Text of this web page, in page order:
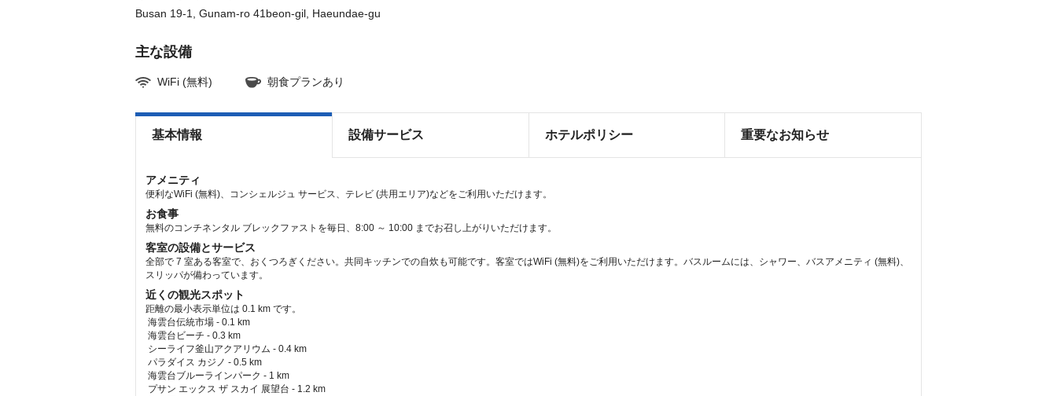
Busan 19-1, Gunam-ro 41beon-gil, Haeundae-gu
主な設備
WiFi (無料) 朝食プランあり
基本情報 設備サービス ホテルポリシー 重要なお知らせ
アメニティ
便利なWiFi (無料)、コンシェルジュ サービス、テレビ (共用エリア)などをご利用いただけます。
お食事
無料のコンチネンタル ブレックファストを毎日、8:00 ～ 10:00 までお召し上がりいただけます。
客室の設備とサービス
全部で 7 室ある客室で、おくつろぎください。共同キッチンでの自炊も可能です。客室ではWiFi (無料)をご利用いただけます。バスルームには、シャワー、バスアメニティ (無料)、
スリッパが備わっています。
近くの観光スポット
距離の最小表示単位は 0.1 km です。
海雲台伝統市場 - 0.1 km
海雲台ビーチ - 0.3 km
シーライフ釜山アクアリウム - 0.4 km
パラダイス カジノ - 0.5 km
海雲台ブルーラインパーク - 1 km
プサン エックス ザ スカイ 展望台 - 1.2 km